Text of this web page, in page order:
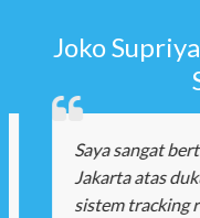
Joko
Saya sangat
Jakarta atas
sistem tracking